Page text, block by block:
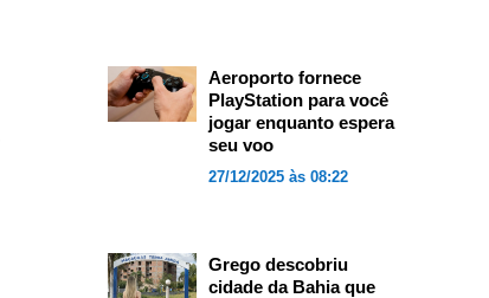
Aeroporto fornece
PlayStation para você
jogar enquanto espera
seu voo
27/12/2025 às 08:22
Grego descobriu
cidade da Bahia que